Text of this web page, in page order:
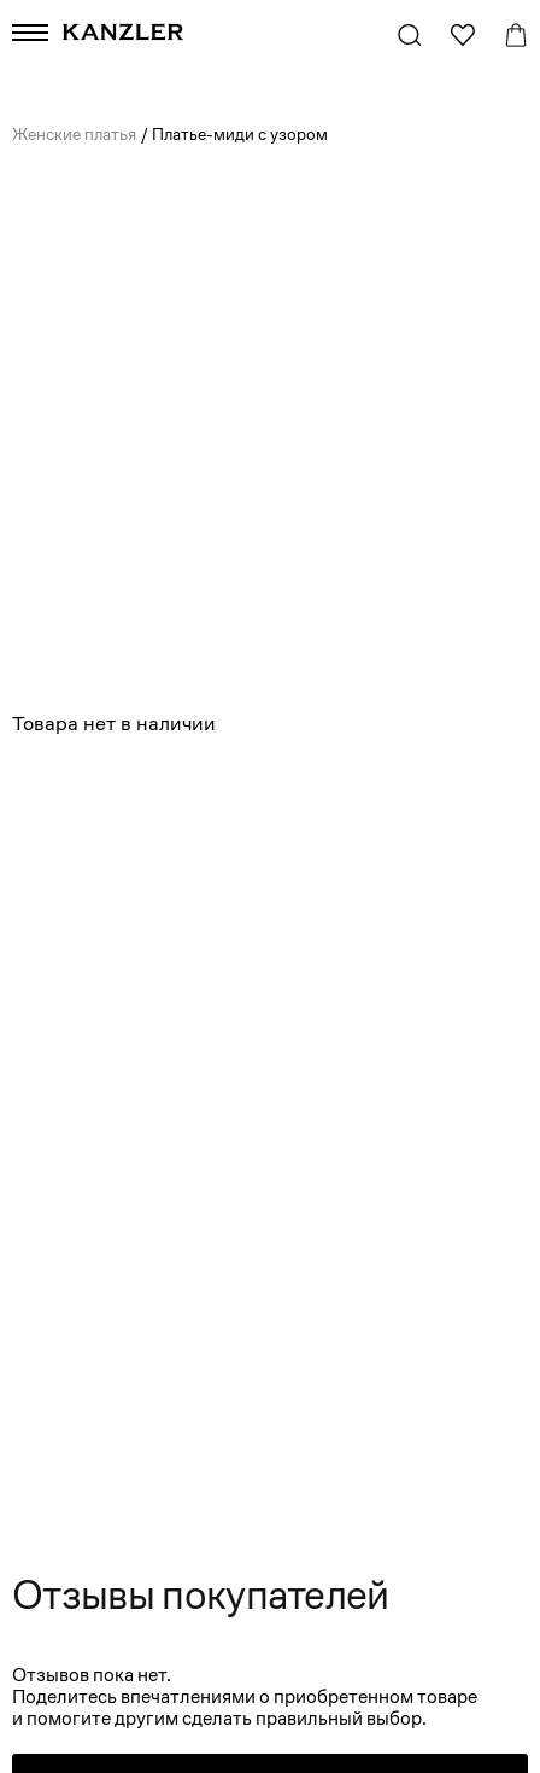
Женские платья / Платье-миди с узором
Товара нет в наличии
Отзывы покупателей
Отзывов пока нет.
Поделитесь впечатлениями о приобретенном товаре
и помогите другим сделать правильный выбор.